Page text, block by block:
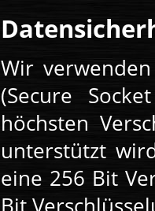
Wir
(Secure
höchsten
unterstützt
eine 256 Bit